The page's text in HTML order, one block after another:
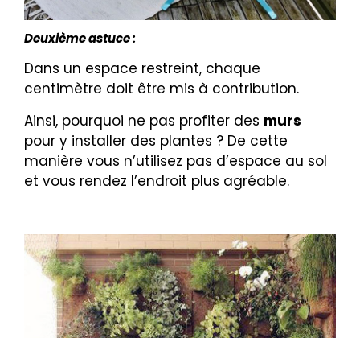
Deuxième astuce :
Dans un espace restreint, chaque
centimètre doit être mis à contribution.
Ainsi, pourquoi ne pas profiter des murs
pour y installer des plantes ? De cette
manière vous n’utilisez pas d’espace au sol
et vous rendez l’endroit plus agréable.